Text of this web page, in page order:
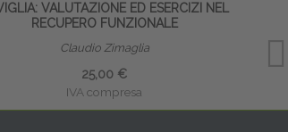
VALUTAZIONE ED ESERCIZI NEL
RECUPERO FUNZIONALE
Claudio Zimaglia
25,00 €
IVA compresa